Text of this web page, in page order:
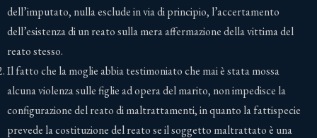
dell’imputato, nulla esclude in via di principio, l’accertamento
dell’esistenza di un reato sulla mera affermazione della vittima del
reato stesso.
Il fatto che la moglie abbia testimoniato che mai è stata mossa
alcuna violenza sulle figlie ad opera del marito, non impedisce la
configurazione del reato di maltrattamenti, in quanto la fattispecie
prevede la costituzione del reato se il soggetto maltrattato è una